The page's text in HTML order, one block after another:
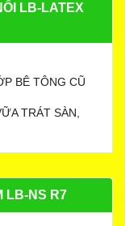
LB-LATEX
BÊ TÔNG CŨ
TRÁT SÀN,
LB-NS R7